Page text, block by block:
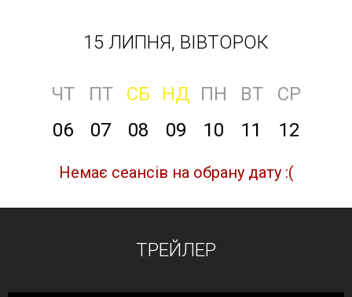
15 ЛИПНЯ, ВІВТОРОК
ЧТ ПТ СБ НД ПН ВТ
СР
06
07 08 09 10 11 12
Немає сеансів на обрану дату :(
ТРЕЙЛЕР